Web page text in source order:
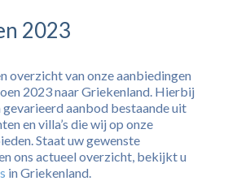
2023
overzicht van onze aanbiedingen
2023 naar Griekenland. Hierbij
gevarieerd aanbod bestaande uit
en villa’s die wij op onze
Staat uw gewenste
ons actueel overzicht, bekijkt u
in Griekenland.